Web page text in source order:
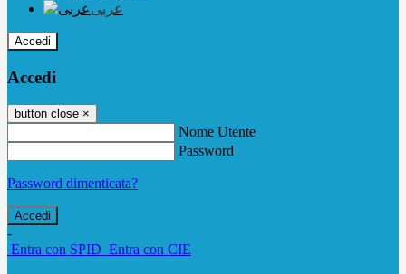
عربى
Accedi
Accedi
button close ×
Nome Utente
Password
Password dimenticata?
-
Entra con SPID Entra con CIE